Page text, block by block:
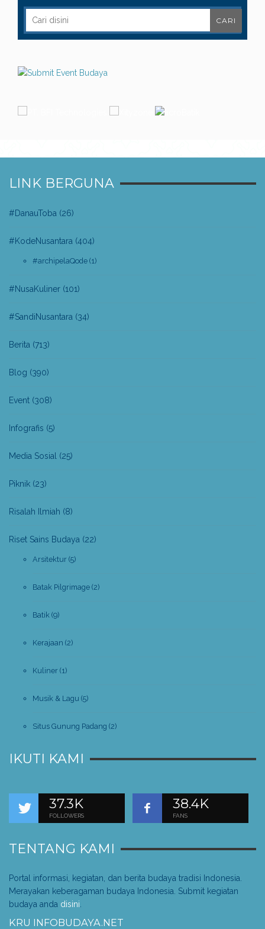
LINK BERGUNA
#DanauToba (26)
#KodeNusantara (404)
#archipelaQode (1)
#NusaKuliner (101)
#SandiNusantara (34)
Berita (713)
Blog (390)
Event (308)
Infografis (5)
Media Sosial (25)
Piknik (23)
Risalah Ilmiah (8)
Riset Sains Budaya (22)
Arsitektur (5)
Batak Pilgrimage (2)
Batik (9)
Kerajaan (2)
Kuliner (1)
Musik & Lagu (5)
Situs Gunung Padang (2)
IKUTI KAMI
37.3K
FOLLOWERS
38.4K
FANS
TENTANG KAMI
Portal informasi, kegiatan, dan berita budaya tradisi Indonesia.
Merayakan keberagaman budaya Indonesia. Submit kegiatan
budaya anda disini
KRU INFOBUDAYA.NET